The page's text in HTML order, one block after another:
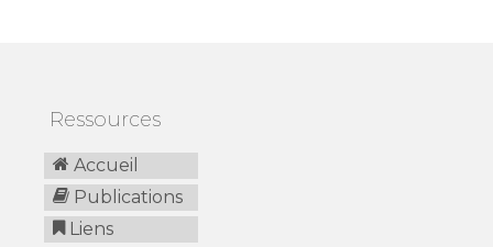
Ressources
Accueil
Publications
Liens